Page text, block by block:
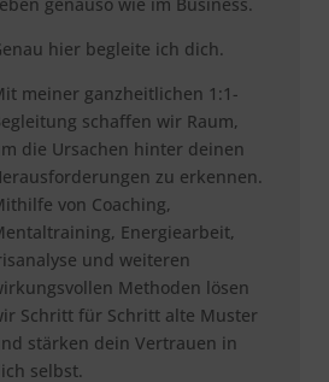
hier begleite ich dich.
meiner ganzheitlichen 1:1-
schaffen wir Raum,
die Ursachen hinter deinen
zu erkennen.
von Coaching,
Energiearbeit,
und weiteren
Methoden lösen
Schritt für Schritt alte Muster
stärken dein Vertrauen in
selbst.